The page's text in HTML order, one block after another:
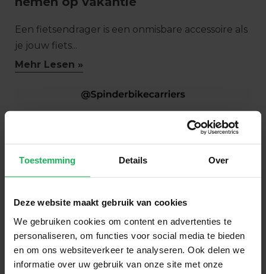
Toestemming Details Over
Deze website maakt gebruik van cookies
We gebruiken cookies om content en advertenties te
personaliseren, om functies voor social media te bieden
en om ons websiteverkeer te analyseren. Ook delen we
informatie over uw gebruik van onze site met onze
Een fietsendrager is een onmisbare accessoire als
je jouw fiets...
Mehr Lesen »
Nieuwe website & socials